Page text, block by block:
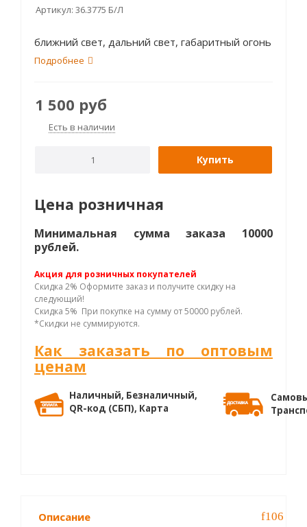
Артикул: 36.3775 Б/Л
ближний свет, дальний свет, габаритный огонь
Подробнее
1 500 руб
Есть в наличии
Купить
Цена розничная
Минимальная сумма заказа 10000
рублей.
Акция для розничных покупателей
Скидка 2% Оформите заказ и получите скидку на
следующий!
Скидка 5% При покупке на сумму от 50000 рублей.
*Скидки не суммируются.
Как заказать по оптовым
ценам
Наличный, Безналичный,
QR-код (СБП), Карта
Описание